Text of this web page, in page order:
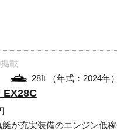
載
28ft （年式：2024年）
EX28C
が充実装備のエンジン低